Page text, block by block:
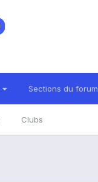
Sections du forum
Clubs